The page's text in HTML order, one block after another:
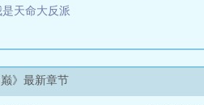
天命大反派
》最新章节